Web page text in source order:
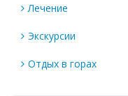
Лечение
Экскурсии
Отдых в горах